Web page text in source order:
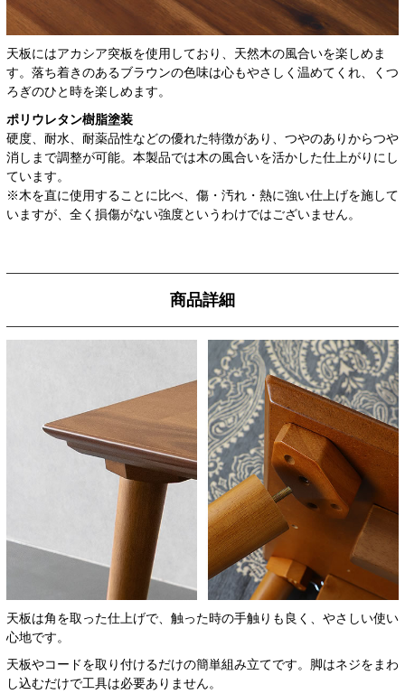
天板にはアカシア突板を使用しており、天然木の風合いを楽しめま
す。落ち着きのあるブラウンの色味は心もやさしく温めてくれ、くつ
ろぎのひと時を楽しめます。
ポリウレタン樹脂塗装
硬度、耐水、耐薬品性などの優れた特徴があり、つやのありからつや
消しまで調整が可能。本製品では木の風合いを活かした仕上がりにし
ています。
※木を直に使用することに比べ、傷・汚れ・熱に強い仕上げを施して
いますが、全く損傷がない強度というわけではございません。
商品詳細
天板は角を取った仕上げで、触った時の手触りも良く、やさしい使い
心地です。
天板やコードを取り付けるだけの簡単組み立てです。脚はネジをまわ
し込むだけで工具は必要ありません。